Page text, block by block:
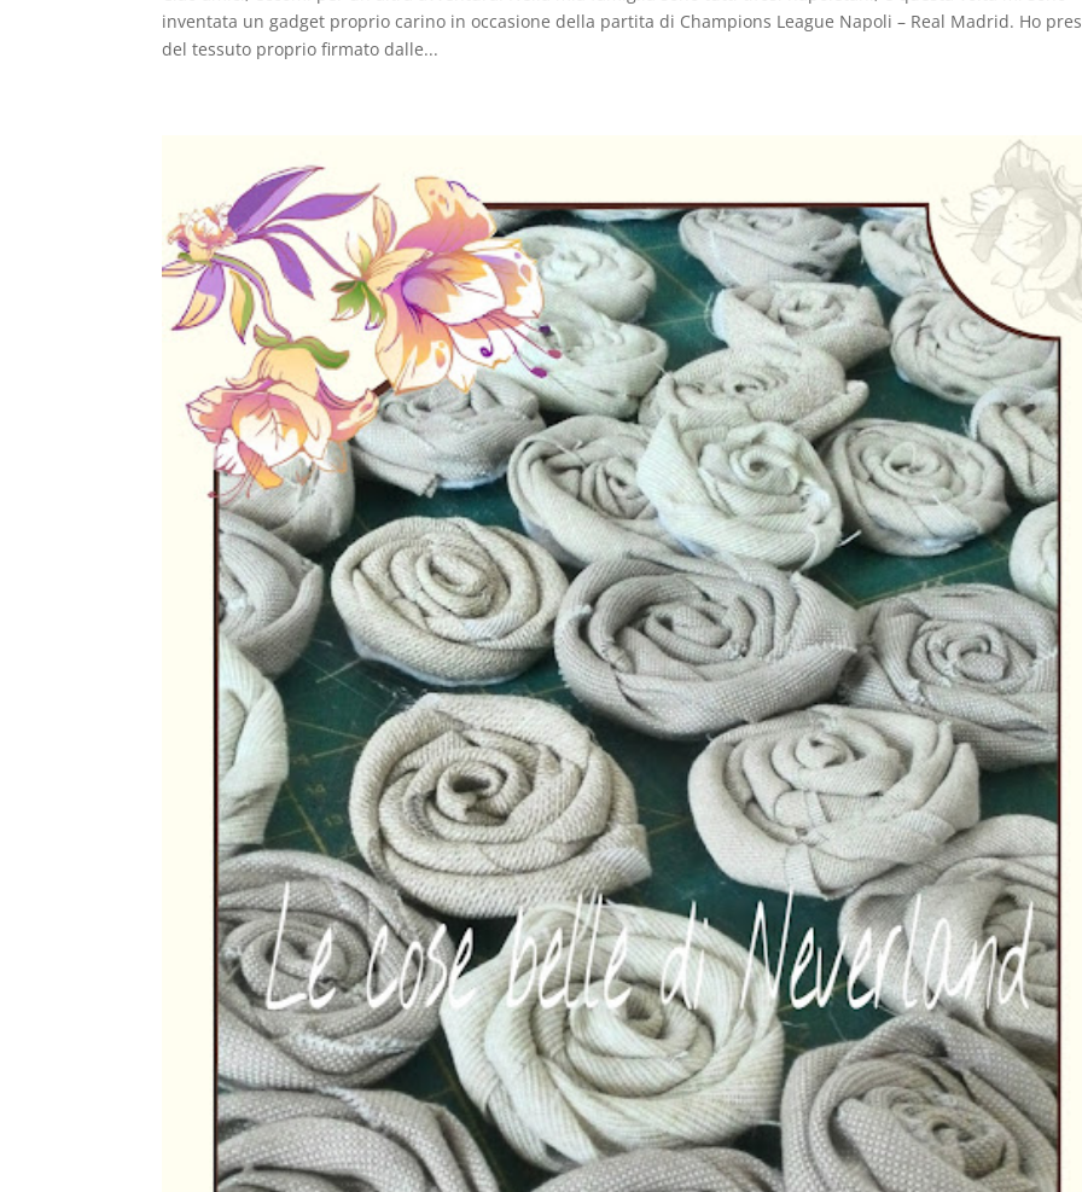
inventata un gadget proprio carino in occasione della partita di Champions League Napoli – Real Madrid. Ho
del tessuto proprio firmato dalle...